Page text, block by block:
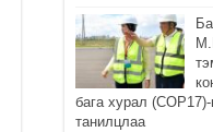
бага хурал
танилцлаа